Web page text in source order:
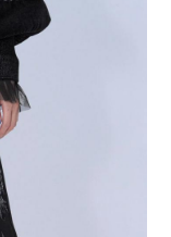
大直營門市／銀行轉
本公司）所提供，讓
商店將買賣／分期付款
交帳款。
，商店將以您的個人
項蒐集、處理及利用，
對及更正。
userRule
至「AFTEE先享後付」
帳。
結，可透過四大超商／
完成。
需要取消訂單，請聯絡
效，需透過AFTEE先享
顯示為準，若有關於
聯繫「AFTEE先享後付
home